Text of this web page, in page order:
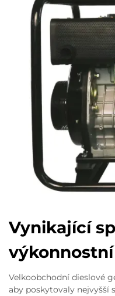
Vynikající
Velkoobchodní dieslové
aby poskytovaly nejvyšší